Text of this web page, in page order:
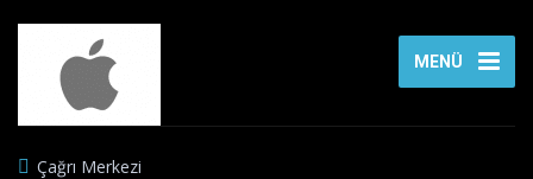
MENÜ
Çağrı Merkezi